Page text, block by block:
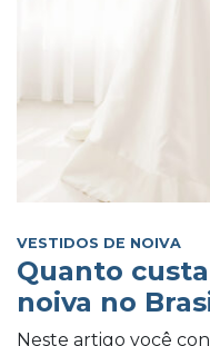
VESTIDOS DE NOIVA
Quanto
noiva no
Neste artigo você